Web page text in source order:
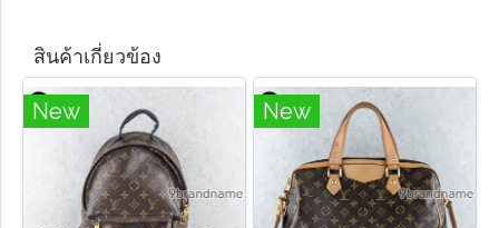
สินค้าเกี่ยวข้อง
New New